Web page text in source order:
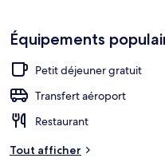
Équipements
Petit déjeuner gratuit
Transfert aéroport
Restaurant
Tout afficher